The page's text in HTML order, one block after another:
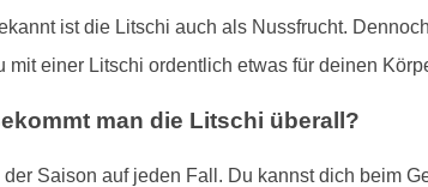
ist die Litschi auch als Nussfrucht.
mit einer Litschi ordentlich etwas für deinen
man die Litschi überall?
der Saison auf jeden Fall. Du kannst dich beim